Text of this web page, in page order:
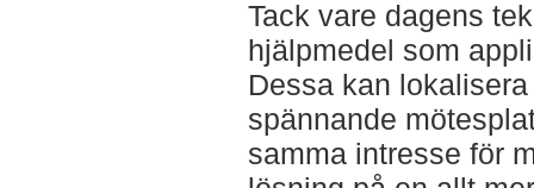
Tack vare dagens
hjälpmedel som
Dessa kan
spännande
samma intresse för